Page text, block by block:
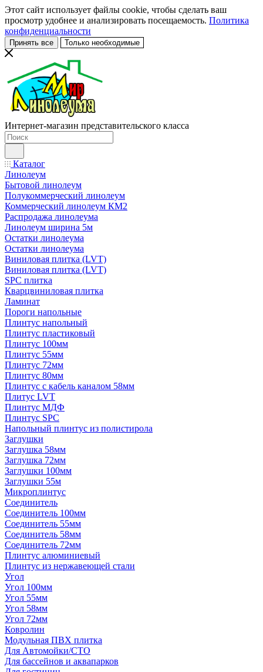
Этот сайт использует файлы cookie, чтобы сделать ваш
просмотр удобнее и анализировать посещаемость. Политика
конфиденциальности
Принять все Только необходимые
Интернет-магазин представительского класса
Каталог
Линолеум
Бытовой линолеум
Полукоммерческий линолеум
Коммерческий линолеум КМ2
Распродажа линолеума
Линолеум ширина 5м
Остатки линолеума
Остатки линолеума
Виниловая плитка (LVT)
Виниловая плитка (LVT)
SPC плитка
Кварцвиниловая плитка
Ламинат
Пороги напольные
Плинтус напольный
Плинтус пластиковый
Плинтус 100мм
Плинтус 55мм
Плинтус 72мм
Плинтус 80мм
Плинтус с кабель каналом 58мм
Плитус LVT
Плинтус МДФ
Плинтус SPC
Напольный плинтус из полистирола
Заглушки
Заглушка 58мм
Заглушка 72мм
Заглушки 100мм
Заглушки 55м
Микроплинтус
Соединитель
Соединитель 100мм
Соединитель 55мм
Соединитель 58мм
Соединитель 72мм
Плинтус алюминиевый
Плинтус из нержавеющей стали
Угол
Угол 100мм
Угол 55мм
Угол 58мм
Угол 72мм
Ковролин
Модульная ПВХ плитка
Для Автомойки/СТО
Для бассейнов и аквапарков